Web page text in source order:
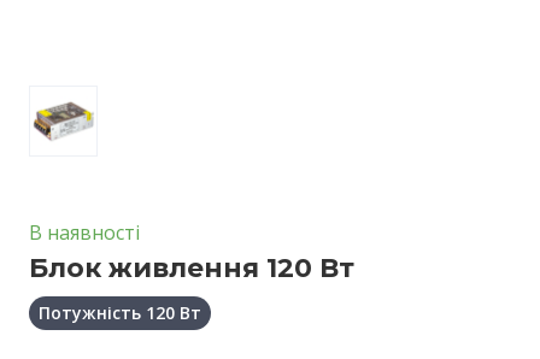
В наявності
Блок живлення 120 Вт
Потужність 120 Вт